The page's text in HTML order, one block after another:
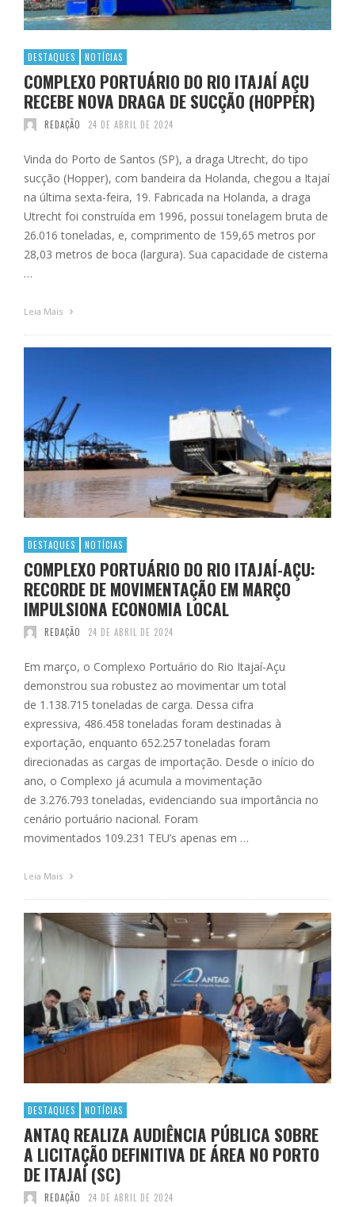
DESTAQUES NOTÍCIAS
COMPLEXO PORTUÁRIO DO RIO ITAJAÍ AÇU
RECEBE NOVA DRAGA DE SUCÇÃO (HOPPER)
REDAÇÃO 24 DE ABRIL DE 2024
Vinda do Porto de Santos (SP), a draga Utrecht, do tipo
sucção (Hopper), com bandeira da Holanda, chegou a Itajaí
na última sexta-feira, 19. Fabricada na Holanda, a draga
Utrecht foi construída em 1996, possui tonelagem bruta de
26.016 toneladas, e, comprimento de 159,65 metros por
28,03 metros de boca (largura). Sua capacidade de cisterna
…
Leia Mais
DESTAQUES NOTÍCIAS
COMPLEXO PORTUÁRIO DO RIO ITAJAÍ-AÇU:
RECORDE DE MOVIMENTAÇÃO EM MARÇO
IMPULSIONA ECONOMIA LOCAL
REDAÇÃO 24 DE ABRIL DE 2024
Em março, o Complexo Portuário do Rio Itajaí-Açu
demonstrou sua robustez ao movimentar um total
de 1.138.715 toneladas de carga. Dessa cifra
expressiva, 486.458 toneladas foram destinadas à
exportação, enquanto 652.257 toneladas foram
direcionadas as cargas de importação. Desde o início do
ano, o Complexo já acumula a movimentação
de 3.276.793 toneladas, evidenciando sua importância no
cenário portuário nacional. Foram
movimentados 109.231 TEU’s apenas em …
Leia Mais
DESTAQUES NOTÍCIAS
ANTAQ REALIZA AUDIÊNCIA PÚBLICA SOBRE
A LICITAÇÃO DEFINITIVA DE ÁREA NO PORTO
DE ITAJAÍ (SC)
REDAÇÃO 24 DE ABRIL DE 2024